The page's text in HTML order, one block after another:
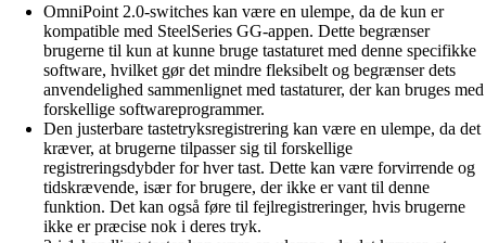
OmniPoint 2.0-switches kan være en ulempe, da de kun er
kompatible med SteelSeries GG-appen. Dette begrænser
brugerne til kun at kunne bruge tastaturet med denne specifikke
software, hvilket gør det mindre fleksibelt og begrænser dets
anvendelighed sammenlignet med tastaturer, der kan bruges med
forskellige softwareprogrammer.
Den justerbare tastetryksregistrering kan være en ulempe, da det
kræver, at brugerne tilpasser sig til forskellige
registreringsdybder for hver tast. Dette kan være forvirrende og
tidskrævende, især for brugere, der ikke er vant til denne
funktion. Det kan også føre til fejlregistreringer, hvis brugerne
ikke er præcise nok i deres tryk.